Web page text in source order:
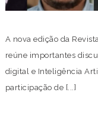
A nova edição da
reúne importantes
digital e Inteligência
participação de [...]